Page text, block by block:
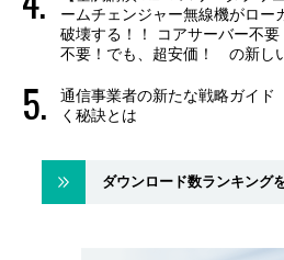
ームチェンジャー無線機がロー
破壊する！！ コアサーバー不
不要！でも、超安価！ の新し
通信事業者の新たな戦略ガイ
く秘訣とは
ダウンロード数ランキング